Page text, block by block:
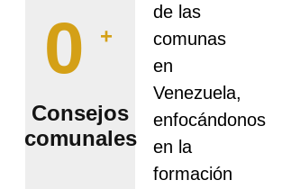
0 +
Consejos
comunales
de las
comunas
en
Venezuela,
enfocándonos
en la
formación